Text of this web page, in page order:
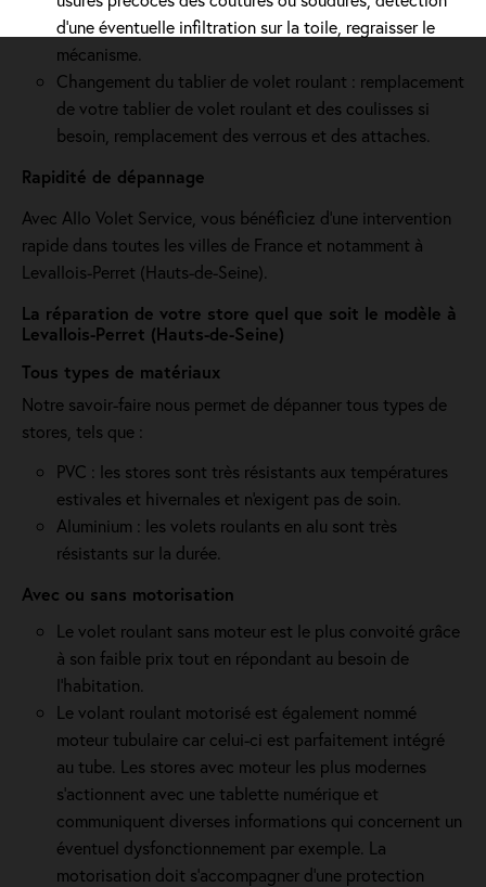
d'une éventuelle infiltration sur la toile, regraisser le
mécanisme.
Changement du tablier de volet roulant : remplacement
de votre tablier de volet roulant et des coulisses si
besoin, remplacement des verrous et des attaches.
Rapidité de dépannage
Avec Allo Volet Service, vous bénéficiez d'une intervention
rapide dans toutes les villes de France et notamment à
Levallois-Perret (Hauts-de-Seine).
La réparation de votre store quel que soit le modèle à
Levallois-Perret (Hauts-de-Seine)
Tous types de matériaux
Notre savoir-faire nous permet de dépanner tous types de
stores, tels que :
PVC : les stores sont très résistants aux températures
estivales et hivernales et n'exigent pas de soin.
Aluminium : les volets roulants en alu sont très
résistants sur la durée.
Avec ou sans motorisation
Le volet roulant sans moteur est le plus convoité grâce
à son faible prix tout en répondant au besoin de
l'habitation.
Le volant roulant motorisé est également nommé
moteur tubulaire car celui-ci est parfaitement intégré
au tube. Les stores avec moteur les plus modernes
s'actionnent avec une tablette numérique et
communiquent diverses informations qui concernent un
éventuel dysfonctionnement par exemple. La
motorisation doit s'accompagner d'une protection